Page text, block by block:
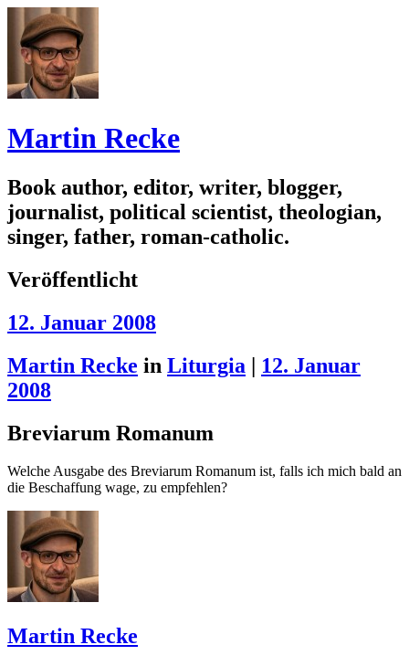
Martin Recke
Book author, editor, writer, blogger,
journalist, political scientist, theologian,
singer, father, roman-catholic.
Veröffentlicht
12. Januar 2008
Martin Recke in Liturgia | 12. Januar
2008
Breviarum Romanum
Welche Ausgabe des Breviarum Romanum ist, falls ich mich bald an
die Beschaffung wage, zu empfehlen?
Martin Recke